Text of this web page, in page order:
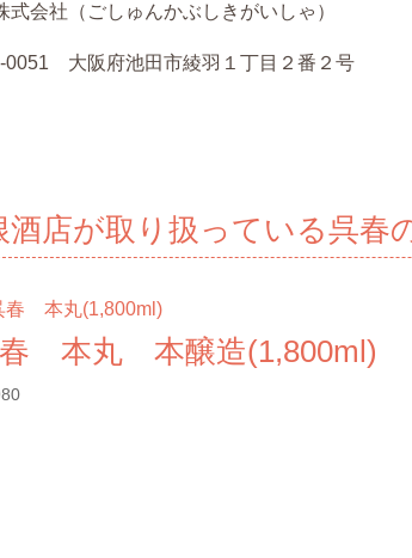
式会社（ごしゅんかぶしきがいしゃ）
0051 大阪府池田市綾羽１丁目２番２号
酒店が取り扱っている呉春
本丸 本醸造(1,800ml)